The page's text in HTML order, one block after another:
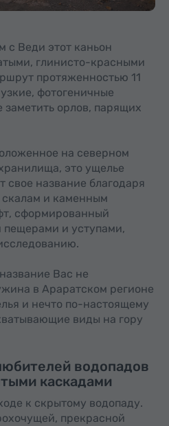
с Веди этот каньон
глинисто-красными
протяженностью 11
фотогеничные
орлов, парящих
на северном
это ущелье
свое название благодаря
и каменным
сформированный
и уступами,
Вас не
в Араратском регионе
и нечто по-настоящему
виды на гору
водопадов
каскадами
к скрытому водопаду.
прекрасной